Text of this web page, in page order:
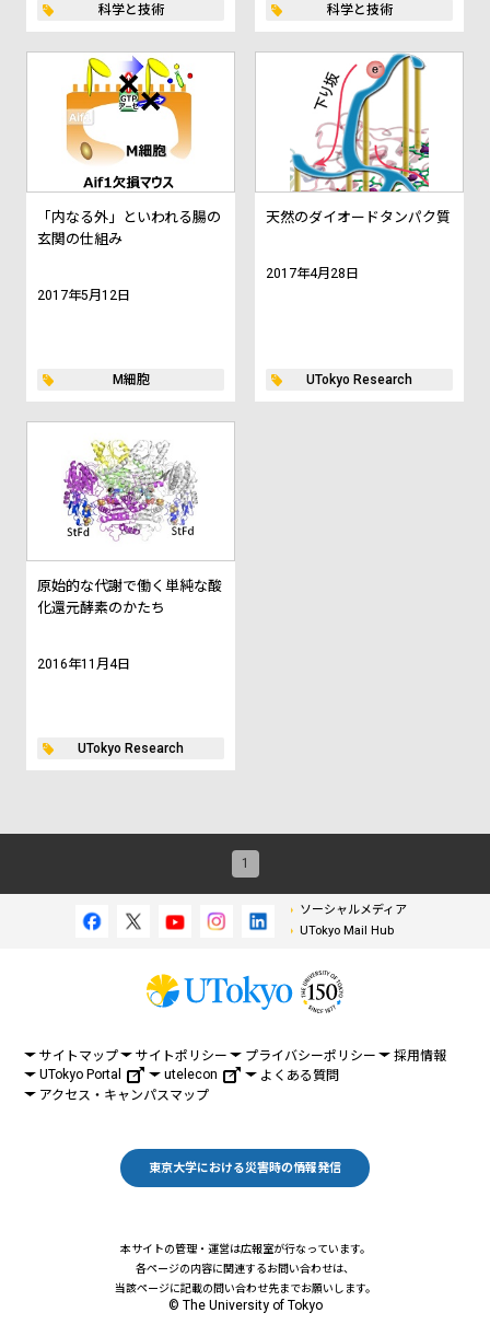
科学と技術 科学と技術
「内なる外」といわれる腸の
玄関の仕組み
2017年5月12日
M細胞
天然のダイオードタンパク質
2017年4月28日
UTokyo Research
原始的な代謝で働く単純な酸
化還元酵素のかたち
2016年11月4日
UTokyo Research
1
ソーシャルメディア
UTokyo Mail Hub
サイトマップ サイトポリシー プライバシーポリシー
採用情報
UTokyo Portal
utelecon
よくある質問
アクセス・キャンパスマップ
東京大学における災害時の情報発信
本サイトの管理・運営は広報室が行なっています。
各ページの内容に関連するお問い合わせは、
当該ページに記載の問い合わせ先までお願いします。
© The University of Tokyo